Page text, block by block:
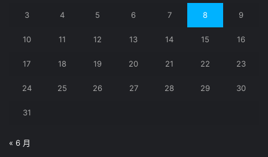
3 4 5 6 7 8 9
10 11 12 13 14 15 16
17 18 19 20 21 22 23
24 25 26 27 28 29 30
31
« 6 月